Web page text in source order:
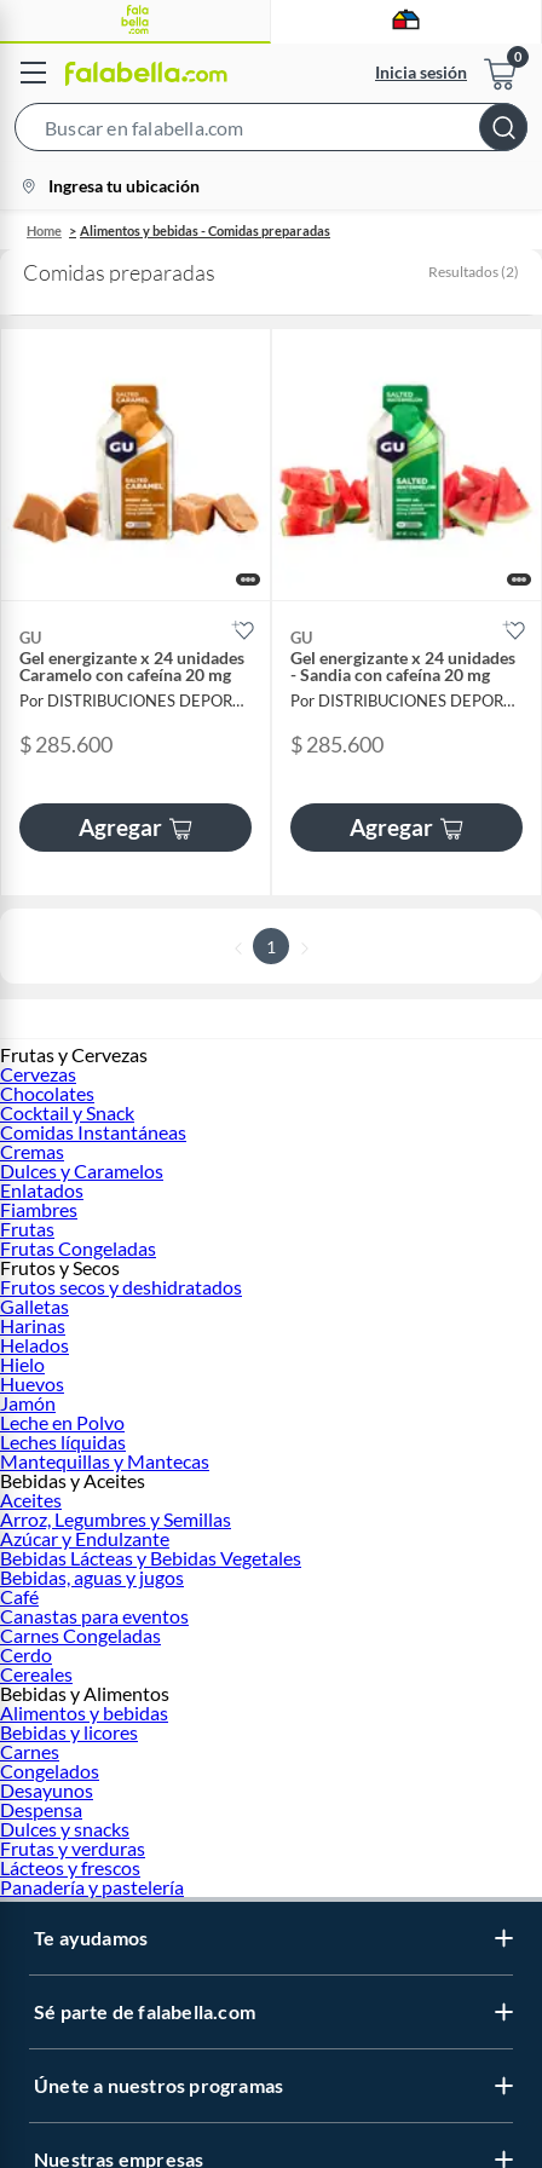
Inicia sesión
Bar
location-
icon
Ingresa tu ubicación
Home Alimentos y bebidas - Comidas preparadas
Comidas preparadas Resultados (2)
GU
Gel energizante x 24 unidades
Caramelo con cafeí­na 20 mg
Por DISTRIBUCIONES DEPORTIVAS ZONA CARDIO SAS
$ 285.600
Agregar
GU
Gel energizante x 24 unidades
- Sandia con cafeí­na 20 mg
Por DISTRIBUCIONES DEPORTIVAS ZONA CARDIO SAS
$ 285.600
Agregar
1
Frutas y Cervezas
Cervezas
Chocolates
Cocktail y Snack
Comidas Instantáneas
Cremas
Dulces y Caramelos
Enlatados
Fiambres
Frutas
Frutas Congeladas
Frutos y Secos
Frutos secos y deshidratados
Galletas
Harinas
Helados
Hielo
Huevos
Jamón
Leche en Polvo
Leches líquidas
Mantequillas y Mantecas
Bebidas y Aceites
Aceites
Arroz, Legumbres y Semillas
Azúcar y Endulzante
Bebidas Lácteas y Bebidas Vegetales
Bebidas, aguas y jugos
Café
Canastas para eventos
Carnes Congeladas
Cerdo
Cereales
Bebidas y Alimentos
Alimentos y bebidas
Bebidas y licores
Carnes
Congelados
Desayunos
Despensa
Dulces y snacks
Frutas y verduras
Lácteos y frescos
Panadería y pastelería
Te ayudamos
Sé parte de falabella.com
Únete a nuestros programas
Nuestras empresas